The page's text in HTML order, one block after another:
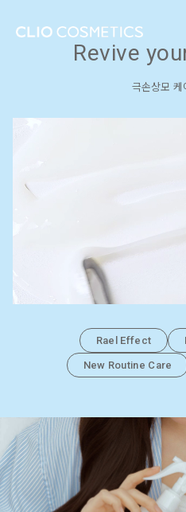
해주어 어떠한 과감한 스타일을 연
헤어 바이브를 지켜내주는 고기
Revive
극손상모 케
Rael Effect
New Routine Care